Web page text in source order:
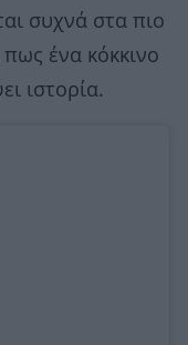
συχνά στα πιο
ένα κόκκινο
ιστορία.